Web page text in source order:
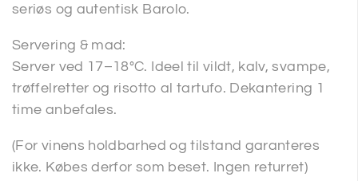
seriøs og autentisk Barolo.
Servering & mad:
Server ved 17–18°C. Ideel til vildt, kalv, svampe,
trøffelretter og risotto al tartufo. Dekantering 1
time anbefales.
(For vinens holdbarhed og tilstand garanteres
ikke. Købes derfor som beset. Ingen returret)